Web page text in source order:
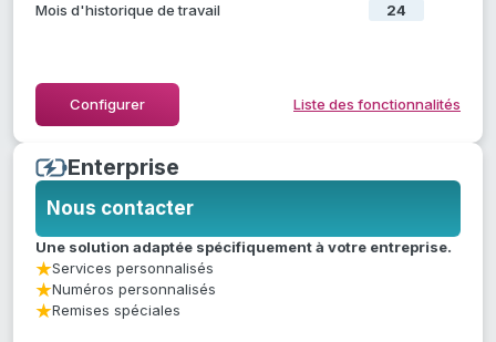
Mois d'historique de travail 24
Configurer Liste des fonctionnalités
Masquer la liste des fonctionnalités
Enterprise
Nous contacter
Une solution adaptée spécifiquement à votre entreprise.
Services personnalisés
Numéros personnalisés
Remises spéciales